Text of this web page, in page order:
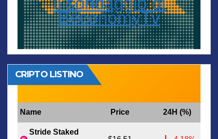
BeconomyTv
CRIPTO LISTINO
Name Price 24H (%)
Stride Staked